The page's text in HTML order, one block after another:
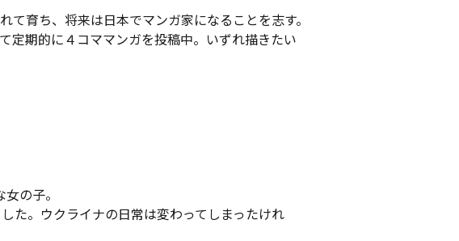
育ち、将来は日本でマンガ家になることを志す。
定期的に４コママンガを投稿中。いずれ描きたい
の子。
た。ウクライナの日常は変わってしまったけれ